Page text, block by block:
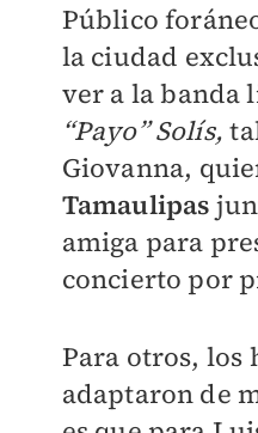
Público
la ciudad
ver a la banda
“Payo” Solís,
Giovanna,
Tamaulipas
amiga para
concierto por
Para otros, los
adaptaron de